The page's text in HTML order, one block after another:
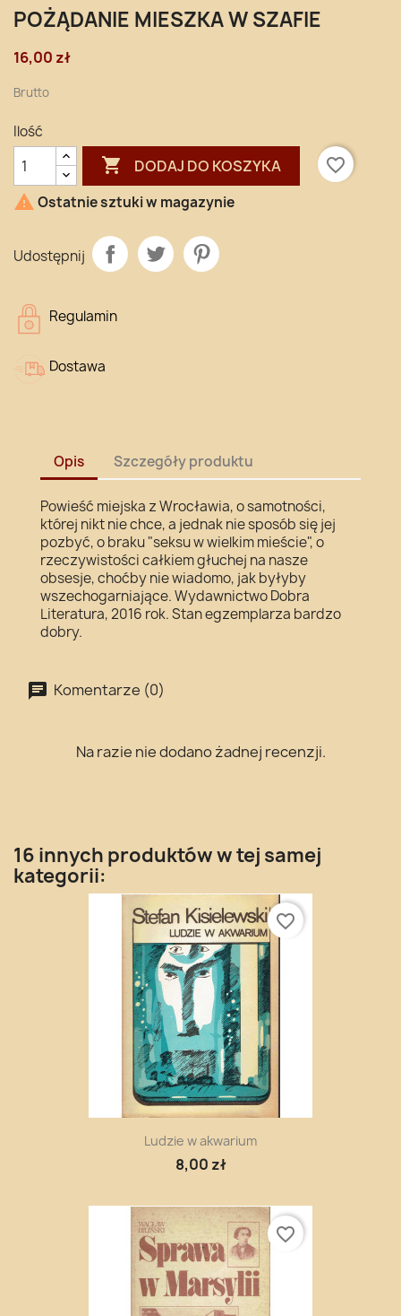
POŻĄDANIE MIESZKA W SZAFIE
16,00 zł
Brutto
Ilość
 DODAJ DO KOSZYKA
favorite_border
 Ostatnie sztuki w magazynie
Udostępnij
Regulamin
Dostawa
Opis Szczegóły produktu
Powieść miejska z Wrocławia, o samotności,
której nikt nie chce, a jednak nie sposób się jej
pozbyć, o braku "seksu w wielkim mieście", o
rzeczywistości całkiem głuchej na nasze
obsesje, choćby nie wiadomo, jak byłyby
wszechogarniające. Wydawnictwo Dobra
Literatura, 2016 rok. Stan egzemplarza bardzo
dobry.
Komentarze (0)
Na razie nie dodano żadnej recenzji.
16 innych produktów w tej samej
kategorii:
Ludzie w akwarium
8,00 zł
favorite_border
favorite_border